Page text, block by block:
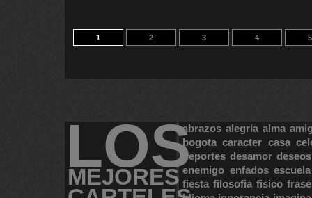
1 2 3 4 5
LOS
MEJORES
abrazos alegria alma
bogota caracter casa
deportes desamor deseos
enemigo enfados escuela
fiesta filosofia fisico